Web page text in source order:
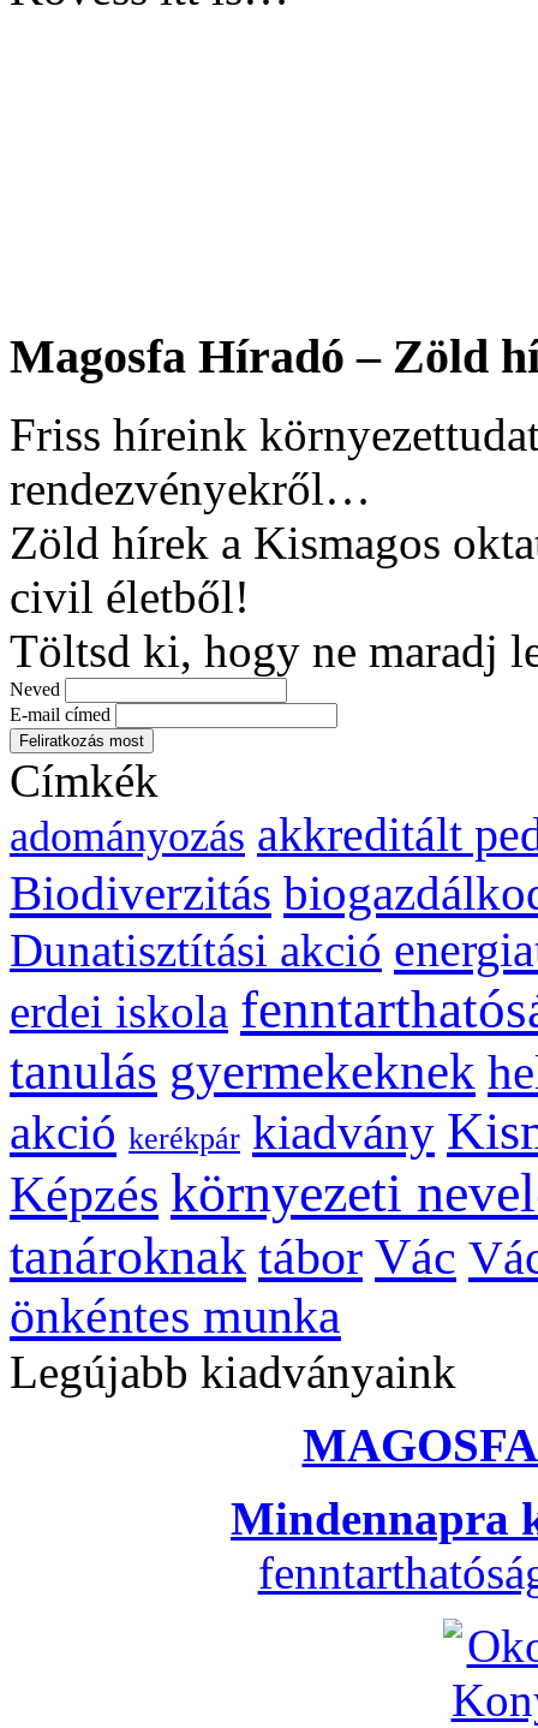
Magosfa Híradó – Zöld
Friss híreink
rendezvényekről…
Zöld hírek a Kismagos
civil életből!
Töltsd ki, hogy ne maradj
Neved
E-mail címed
Címkék
adományozás akkreditált
Biodiverzitás
Dunatisztítási akció
erdei iskola
tanulás gyermekeknek
akció kerékpár kiadvány
Képzés környezeti
tanároknak tábor Vác
önkéntes munka
Legújabb kiadványaink
Mindennapra